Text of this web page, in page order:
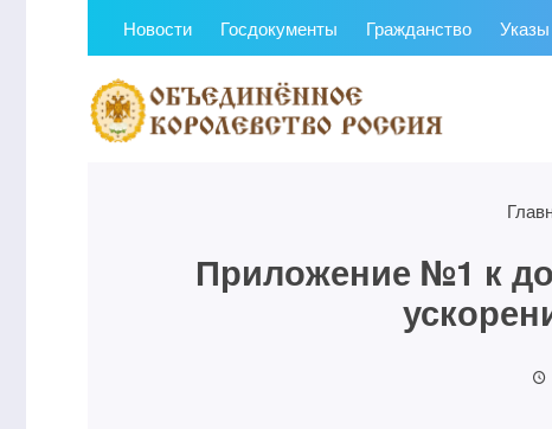
Новости Госдокументы Гражданство Указы
Приложение №1 к